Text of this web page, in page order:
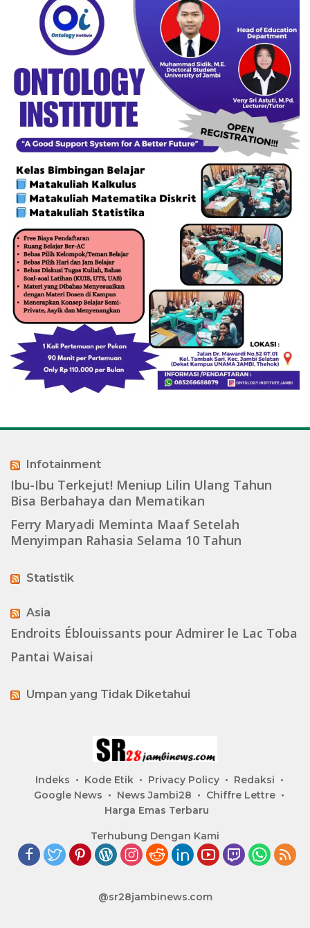
Infotainment
Ibu-Ibu Terkejut! Meniup Lilin Ulang Tahun
Bisa Berbahaya dan Mematikan
Ferry Maryadi Meminta Maaf Setelah
Menyimpan Rahasia Selama 10 Tahun
Statistik
Asia
Endroits Éblouissants pour Admirer le Lac Toba
Pantai Waisai
Umpan yang Tidak Diketahui
Indeks Kode Etik Privacy Policy
Redaksi
Google News
News Jambi28
Chiffre Lettre
Harga Emas Terbaru
Terhubung Dengan Kami
@sr28jambinews.com